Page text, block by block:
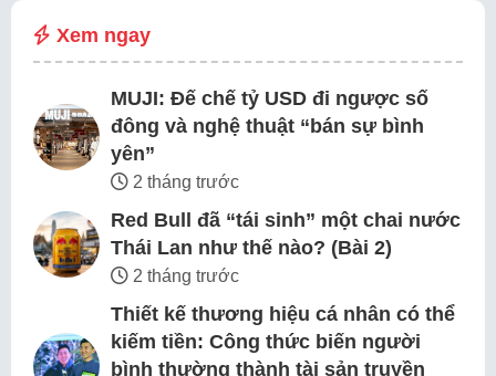
Xem ngay
MUJI: Đế chế tỷ USD đi ngược số
đông và nghệ thuật “bán sự bình
yên”
2 tháng trước
Red Bull đã “tái sinh” một chai nước
Thái Lan như thế nào? (Bài 2)
2 tháng trước
Thiết kế thương hiệu cá nhân có thể
kiếm tiền: Công thức biến người
bình thường thành tài sản truyền